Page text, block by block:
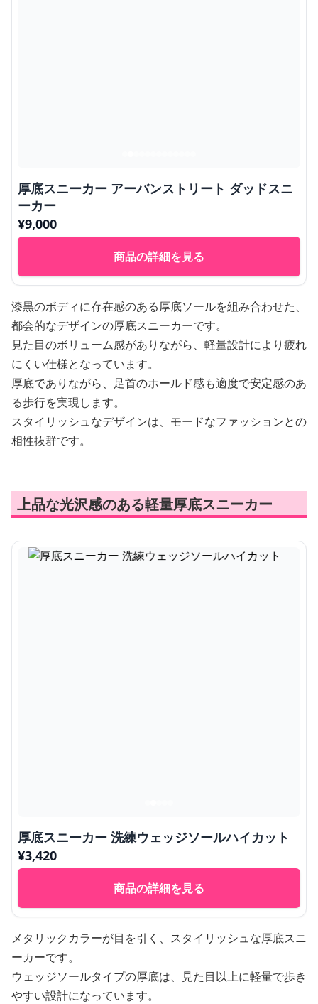
厚底スニーカー アーバンストリート ダッドスニ
ーカー
¥9,000
商品の詳細を見る
漆黒のボディに存在感のある厚底ソールを組み合わせた、
都会的なデザインの厚底スニーカーです。
見た目のボリューム感がありながら、軽量設計により疲れ
にくい仕様となっています。
厚底でありながら、足首のホールド感も適度で安定感のあ
る歩行を実現します。
スタイリッシュなデザインは、モードなファッションとの
相性抜群です。
上品な光沢感のある軽量厚底スニーカー
厚底スニーカー 洗練ウェッジソールハイカット
¥3,420
商品の詳細を見る
メタリックカラーが目を引く、スタイリッシュな厚底スニ
ーカーです。
ウェッジソールタイプの厚底は、見た目以上に軽量で歩き
やすい設計になっています。